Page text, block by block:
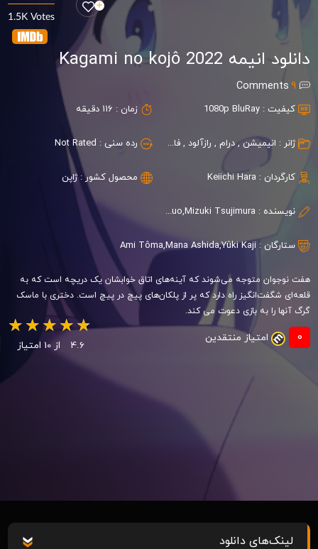
1.5K Votes
دانلود انیمه Kagami no kojô 2022
9
Comments
کیفیت : 1080p BluRay زمان : 116 دقیقه
ژانر : انیمیشن ,درام , رازآلود ,فانتزی ,ماجراجویی
رده سنی : Not Rated
کارگردان : Keiichi Hara محصول کشور : ژاپن
نویسنده : Miho Maruo,Mizuki Tsujimura
ستارگان : Ami Tôma,Mana Ashida,Yûki Kaji
هفت نوجوان متوجه می‌شوند که آینه‌های اتاق خوابشان یک دریچه است که به
قلعه‌ای شگفت‌انگیز راه دارد که پر از پلکان‌های پیچ در پیچ است. دختری با ماسک
گرگ آنها را به بازی دعوت می کند.
0 امتیاز منتقدین
4.6 از 10 امتیاز
لینک‌های دانلود